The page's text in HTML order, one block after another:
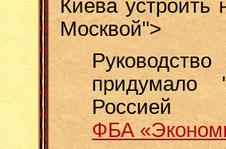
Киева устроить
Москвой">
придумало
Россией
ФБА